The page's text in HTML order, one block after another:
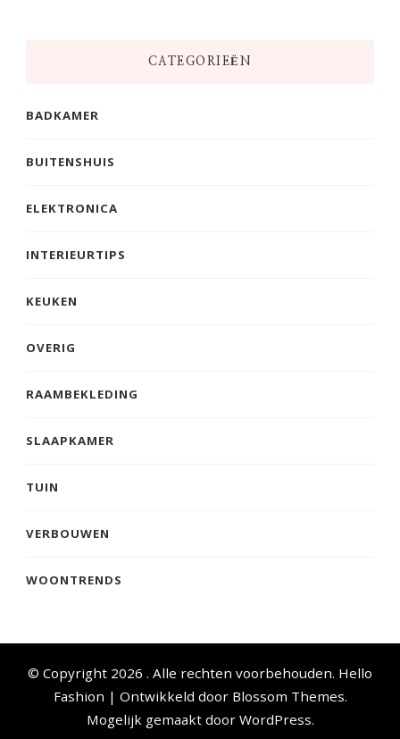
CATEGORIEËN
BADKAMER
BUITENSHUIS
ELEKTRONICA
INTERIEURTIPS
KEUKEN
OVERIG
RAAMBEKLEDING
SLAAPKAMER
TUIN
VERBOUWEN
WOONTRENDS
© Copyright 2026 . Alle rechten voorbehouden. Hello
Fashion | Ontwikkeld door Blossom Themes.
Mogelijk gemaakt door WordPress.